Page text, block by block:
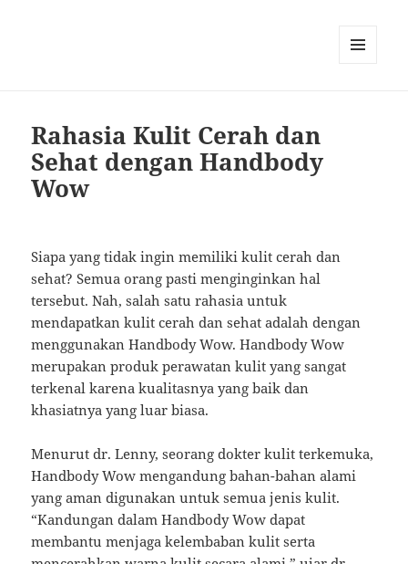
Rahasia Kulit Cerah dan
Sehat dengan Handbody
Wow
Siapa yang tidak ingin memiliki kulit cerah dan
sehat? Semua orang pasti menginginkan hal
tersebut. Nah, salah satu rahasia untuk
mendapatkan kulit cerah dan sehat adalah dengan
menggunakan Handbody Wow. Handbody Wow
merupakan produk perawatan kulit yang sangat
terkenal karena kualitasnya yang baik dan
khasiatnya yang luar biasa.
Menurut dr. Lenny, seorang dokter kulit terkemuka,
Handbody Wow mengandung bahan-bahan alami
yang aman digunakan untuk semua jenis kulit.
“Kandungan dalam Handbody Wow dapat
membantu menjaga kelembaban kulit serta